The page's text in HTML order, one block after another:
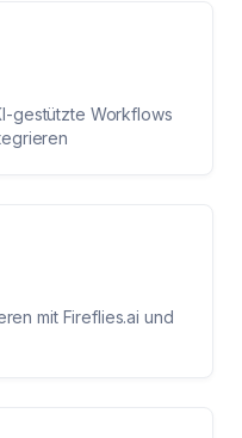
gestützte Workflows
mit Fireflies.ai und